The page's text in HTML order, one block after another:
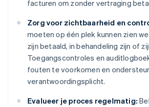
facturen om zonder vertraging
Zorg voor zichtbaarheid en
moeten op één plek kunnen zien
zijn betaald, in behandeling zijn of
Toegangscontroles en
fouten te voorkomen en
verantwoordingsplicht.
Evalueer je proces regelmatig: